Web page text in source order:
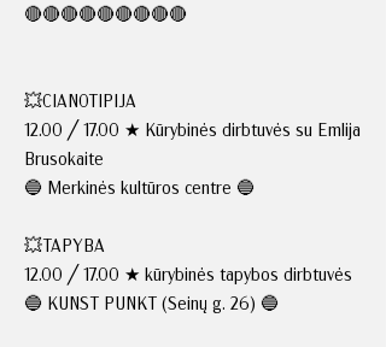
🔴🔴🔴🔴🔴🔴🔴🔴🔴
💥CIANOTIPIJA
12.00 ╱ 17.00 ★ Kūrybinės dirbtuvės su Emlija
Brusokaite
🔵 Merkinės kultūros centre 🔵
💥TAPYBA
12.00 ╱ 17.00 ★ kūrybinės tapybos dirbtuvės
🔵 KUNST PUNKT (Seinų g. 26) 🔵